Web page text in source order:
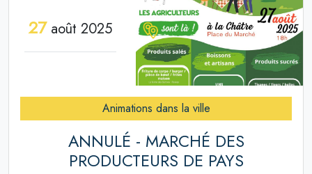
27août 2025
Animations dans la ville
ANNULÉ - MARCHÉ DES
PRODUCTEURS DE PAYS